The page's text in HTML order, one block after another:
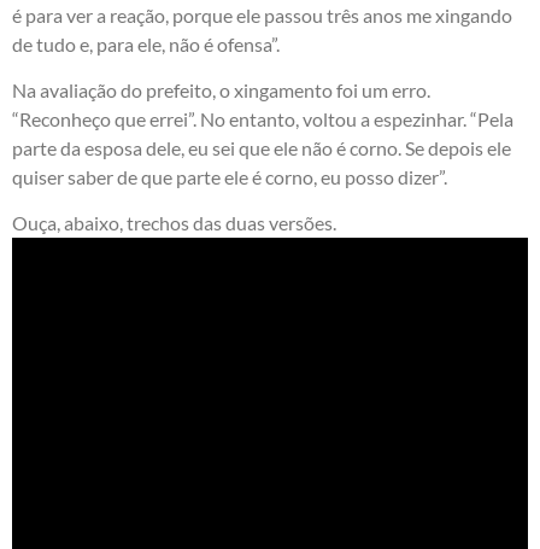
é para ver a reação, porque ele passou três anos me xingando
de tudo e, para ele, não é ofensa”.
Na avaliação do prefeito, o xingamento foi um erro.
“Reconheço que errei”. No entanto, voltou a espezinhar. “Pela
parte da esposa dele, eu sei que ele não é corno. Se depois ele
quiser saber de que parte ele é corno, eu posso dizer”.
Ouça, abaixo, trechos das duas versões.